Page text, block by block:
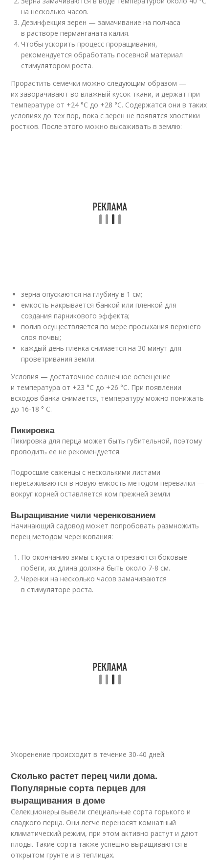
на несколько часов.
Дезинфекция зерен — замачивание на полчаса
в растворе перманганата калия.
Чтобы ускорить процесс проращивания,
рекомендуется обработать посевной материал
стимулятором роста.
Прорастить семечки можно следующим образом —
их заворачивают во влажный кусок ткани, и держат при
температуре от +24 °С до +28 °С. Содержатся они в таких
условиях до тех пор, пока с зерен не появятся хвостики
ростков. После этого можно высаживать в землю:
зерна опускаются на глубину в 1 см;
емкость накрывается банкой или пленкой для
создания парникового эффекта;
полив осуществляется по мере просыхания верхнего
слоя почвы;
каждый день пленка снимается на 30 минут для
проветривания земли.
Условия — достаточное солнечное освещение
и температура от +23 °С до +26 °С. При появлении
всходов банка снимается, температуру можно понижать
до 16-18 ° С.
Пикировка
Пикировка для перца может быть губительной, поэтому
проводить ее не рекомендуется.
Подросшие саженцы с несколькими листами
пересаживаются в новую емкость методом перевалки —
вокруг корней оставляется ком прежней земли
Выращивание чили черенкованием
Начинающий садовод может попробовать размножить
перец методом черенкования:
По окончанию зимы с куста отрезаются боковые
побеги, их длина должна быть около 7-8 см.
Черенки на несколько часов замачиваются
в стимуляторе роста.
Укоренение происходит в течение 30-40 дней.
Сколько растет перец чили дома.
Популярные сорта перцев для
выращивания в доме
Селекционеры вывели специальные сорта горького и
сладкого перца. Они легче переносят комнатный
климатический режим, при этом активно растут и дают
плоды. Такие сорта также успешно выращиваются в
открытом грунте и в теплицах.